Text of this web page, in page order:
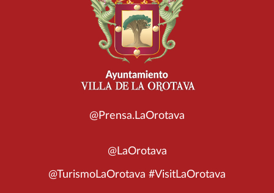
@Prensa.LaOrotava
@LaOrotava
@TurismoLaOrotava #VisitLaOrotava